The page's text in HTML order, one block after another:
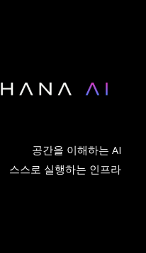
공간을 이해하는 AI
스스로 실행하는 인프라